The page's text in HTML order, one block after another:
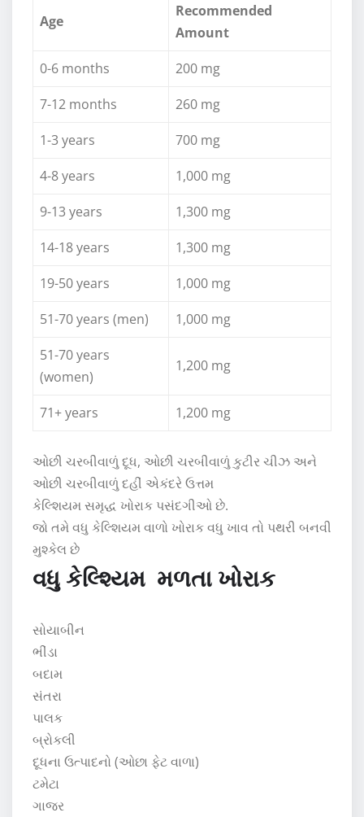
Age
Recommended
Amount
0-6 months
200 mg
7-12 months
260 mg
1-3 years
700 mg
4-8 years
1,000 mg
9-13 years
1,300 mg
14-18 years
1,300 mg
19-50 years
1,000 mg
51-70 years (men)
1,000 mg
51-70 years
(women)
1,200 mg
71+ years 1,200 mg
ઓછી ચરબીવાળું દૂધ, ઓછી ચરબીવાળું કુટીર ચીઝ અને
ઓછી ચરબીવાળું દહીં એકંદરે ઉત્તમ
કેલ્શિયમ સમૃદ્ધ ખોરાક પસંદગીઓ છે.
જો તમે વધુ કેલ્શિયમ વાળો ખોરાક વધુ ખાવ તો પથરી બનવી
મુશ્કેલ છે
વધુ કેલ્શ્યિમ મળતા ખોરાક
સોયાબીન
ભીંડા
બદામ
સંતરા
પાલક
બ્રોકલી
દૂધના ઉત્પાદનો (ઓછા ફેટ વાળા)
ટમેટા
ગાજર